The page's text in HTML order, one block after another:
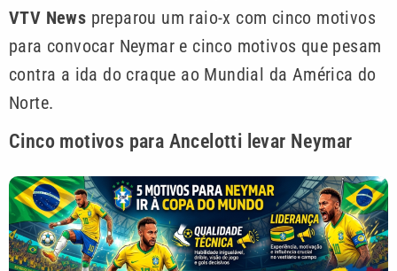
VTV News preparou um raio-x com cinco motivos
para convocar Neymar e cinco motivos que pesam
contra a ida do craque ao Mundial da América do
Norte.
Cinco motivos para Ancelotti levar Neymar